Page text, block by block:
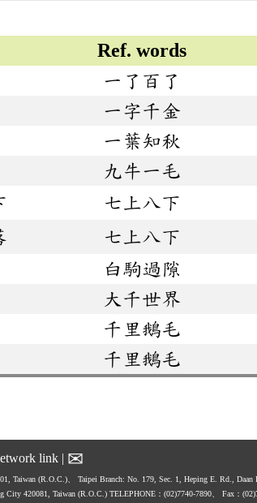
Ref. words
一了百了
一字千金
一葉知秋
九牛一毛
七上八下
七上八下
白駒過隙
大千世界
千里鵝毛
千里鵝毛
link | ✉
Taiwan (R.O.C.)、
Taipei Branch: No. 179, Sec. 1, Heping E. Rd.,
City 420081, Taiwan (R.O.C.) TELEPHONE：(02)7740-7890、 Fax：